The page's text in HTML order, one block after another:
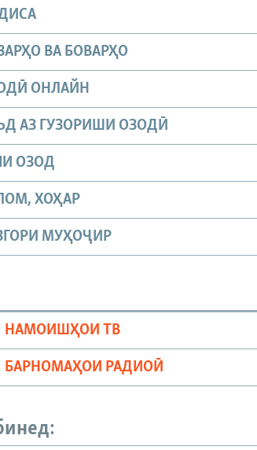
ВА БОВАРҲО
ОНЛАЙН
АЗ ГУЗОРИШИ ОЗОДӢ
ОЗОД
ХОҲАР
МУҲОҶИР
НАМОИШҲОИ ТВ
БАРНОМАҲОИ РАДИОӢ